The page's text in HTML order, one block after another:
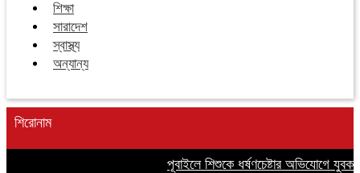
শিক্ষা
সারাদেশ
স্বাস্থ্য
অন্যান্য
শিরোনাম
পূবাইলে শিশুকে ধর্ষণচেষ্টার অভিযোগে যুবক